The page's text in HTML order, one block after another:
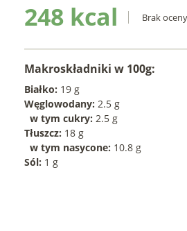
248 kcal Brak
Makroskładniki w 100g:
Białko: 19 g
Węglowodany: 2.5 g
w tym cukry: 2.5 g
Tłuszcz: 18 g
w tym nasycone: 10.8 g
Sól: 1 g